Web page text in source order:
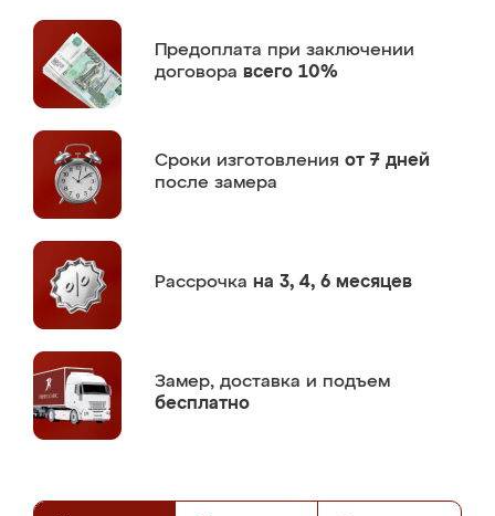
Предоплата при заключении
договора всего 10%
Сроки изготовления от 7 дней
после замера
Рассрочка на 3, 4, 6 месяцев
Замер, доставка и подъем
бесплатно